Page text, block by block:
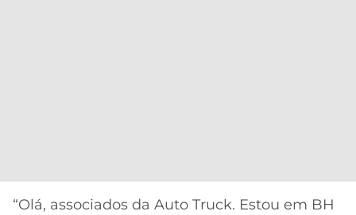
2026
GRÊMIO
LALIGA
“Olá, associados da Auto Truck. Estou em BH